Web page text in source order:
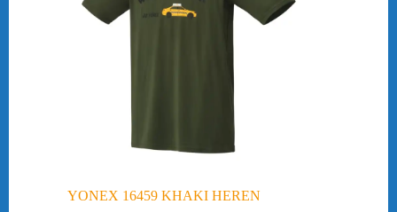
YONEX 16459 KHAKI HEREN